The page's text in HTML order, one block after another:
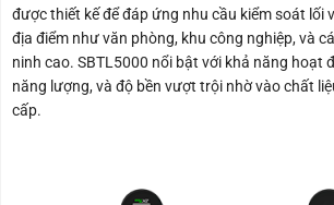
được thiết kế để đáp ứng nhu cầu kiểm soát lối
địa điểm như văn phòng, khu công nghiệp, và
ninh cao. SBTL5000 nổi bật với khả năng hoạt
năng lượng, và độ bền vượt trội nhờ vào chất
cấp.